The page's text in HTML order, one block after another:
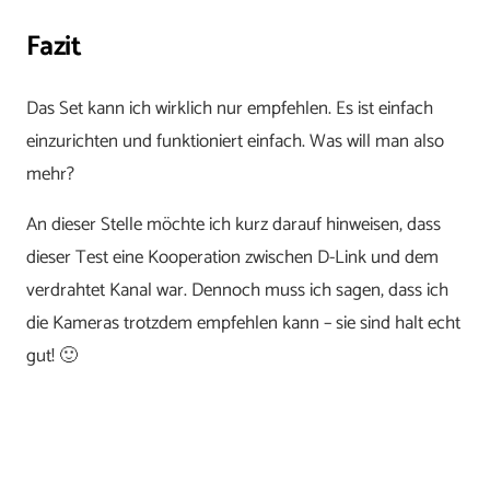
Fazit
Das Set kann ich wirklich nur empfehlen. Es ist einfach
einzurichten und funktioniert einfach. Was will man also
mehr?
An dieser Stelle möchte ich kurz darauf hinweisen, dass
dieser Test eine Kooperation zwischen D-Link und dem
verdrahtet Kanal war. Dennoch muss ich sagen, dass ich
die Kameras trotzdem empfehlen kann – sie sind halt echt
gut! 🙂